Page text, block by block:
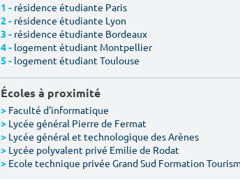
1 - résidence étudiante Paris
2 - résidence étudiante Lyon
3 - résidence étudiante Bordeaux
4 - logement étudiant Montpellier
5 - logement étudiant Toulouse
Écoles à proximité
> Faculté d'informatique
> Lycée général Pierre de Fermat
> Lycée général et technologique des Arènes
> Lycée polyvalent privé Emilie de Rodat
> Ecole technique privée Grand Sud Formation